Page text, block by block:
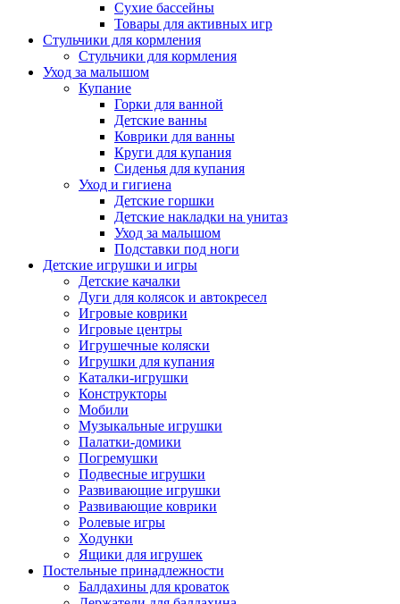
Сухие бассейны
Товары для активных игр
Стульчики для кормления
Стульчики для кормления
Уход за малышом
Купание
Горки для ванной
Детские ванны
Коврики для ванны
Круги для купания
Сиденья для купания
Уход и гигиена
Детские горшки
Детские накладки на унитаз
Уход за малышом
Подставки под ноги
Детские игрушки и игры
Детские качалки
Дуги для колясок и автокресел
Игровые коврики
Игровые центры
Игрушечные коляски
Игрушки для купания
Каталки-игрушки
Конструкторы
Мобили
Музыкальные игрушки
Палатки-домики
Погремушки
Подвесные игрушки
Развивающие игрушки
Развивающие коврики
Ролевые игры
Ходунки
Ящики для игрушек
Постельные принадлежности
Балдахины для кроваток